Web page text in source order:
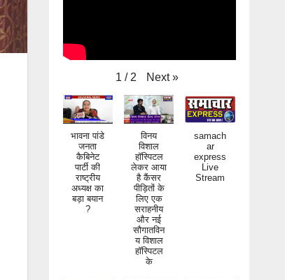
1 / 2 Next »
भावना पांडे
जनता
कैबिनेट
पार्टी की
राष्ट्रीय
अध्यक्ष का
बड़ा बयान
?
विनय
विशाल
हॉस्पिटल
लेकर आया
है कैंसर
पीड़ितों के
लिए एक
सराहनीय
और नई
सौगातविन
य विशाल
हॉस्पिटल
के
samach
ar
express
Live
Stream